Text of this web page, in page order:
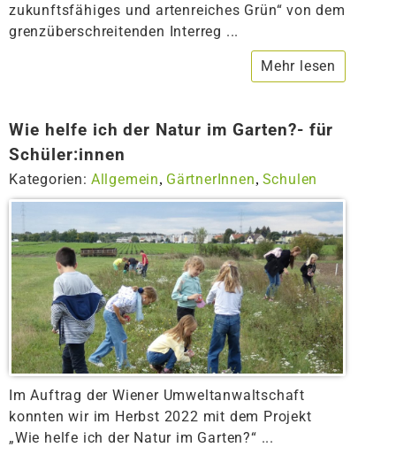
zukunftsfähiges und artenreiches Grün“ von dem
grenzüberschreitenden Interreg ...
Mehr lesen
Wie helfe ich der Natur im Garten?- für
Schüler:innen
Kategorien: Allgemein, GärtnerInnen, Schulen
Im Auftrag der Wiener Umweltanwaltschaft
konnten wir im Herbst 2022 mit dem Projekt
„Wie helfe ich der Natur im Garten?“ ...